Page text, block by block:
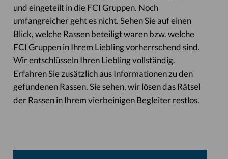
und eingeteilt in die FCI Gruppen. Noch
umfangreicher geht es nicht. Sehen Sie auf einen
Blick, welche Rassen beteiligt waren bzw. welche
FCI Gruppen in Ihrem Liebling vorherrschend sind.
Wir entschlüsseln Ihren Liebling vollständig.
Erfahren Sie zusätzlich aus Informationen zu den
gefundenen Rassen. Sie sehen, wir lösen das Rätsel
der Rassen in Ihrem vierbeinigen Begleiter restlos.